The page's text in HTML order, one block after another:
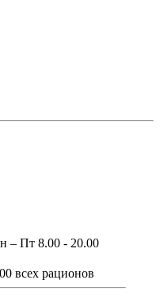
– Пт 8.00 - 20.00
всех рационов